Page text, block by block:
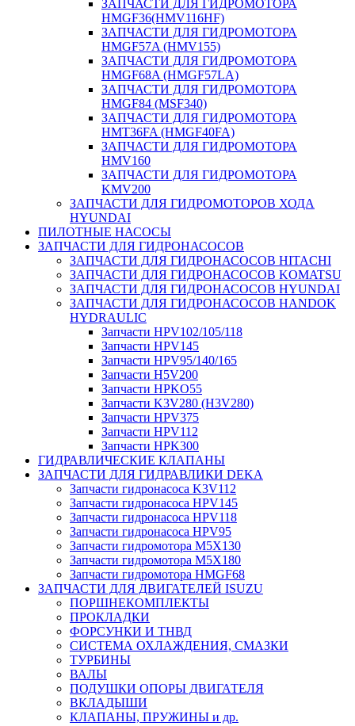
ЗАПЧАСТИ ДЛЯ ГИДРОМОТОРА
HMGF36(HMV116HF)
ЗАПЧАСТИ ДЛЯ ГИДРОМОТОРА
HMGF57A (HMV155)
ЗАПЧАСТИ ДЛЯ ГИДРОМОТОРА
HMGF68A (HMGF57LA)
ЗАПЧАСТИ ДЛЯ ГИДРОМОТОРА
HMGF84 (MSF340)
ЗАПЧАСТИ ДЛЯ ГИДРОМОТОРА
HMT36FA (HMGF40FA)
ЗАПЧАСТИ ДЛЯ ГИДРОМОТОРА
HMV160
ЗАПЧАСТИ ДЛЯ ГИДРОМОТОРА
KMV200
ЗАПЧАСТИ ДЛЯ ГИДРОМОТОРОВ ХОДА
HYUNDAI
ПИЛОТНЫЕ НАСОСЫ
ЗАПЧАСТИ ДЛЯ ГИДРОНАСОСОВ
ЗАПЧАСТИ ДЛЯ ГИДРОНАСОСОВ HITACHI
ЗАПЧАСТИ ДЛЯ ГИДРОНАСОСОВ KOMATSU
ЗАПЧАСТИ ДЛЯ ГИДРОНАСОСОВ HYUNDAI
ЗАПЧАСТИ ДЛЯ ГИДРОНАСОСОВ HANDOK
HYDRAULIC
Запчасти HPV102/105/118
Запчасти HPV145
Запчасти HPV95/140/165
Запчасти H5V200
Запчасти HPKO55
Запчасти K3V280 (H3V280)
Запчасти HPV375
Запчасти HPV112
Запчасти HPK300
ГИДРАВЛИЧЕСКИЕ КЛАПАНЫ
ЗАПЧАСТИ ДЛЯ ГИДРАВЛИКИ DEKA
Запчасти гидронасоса K3V112
Запчасти гидронасоса HPV145
Запчасти гидронасоса HPV118
Запчасти гидронасоса HPV95
Запчасти гидромотора M5X130
Запчасти гидромотора M5X180
Запчасти гидромотора HMGF68
ЗАПЧАСТИ ДЛЯ ДВИГАТЕЛЕЙ ISUZU
ПОРШНЕКОМПЛЕКТЫ
ПРОКЛАДКИ
ФОРСУНКИ И ТНВД
СИСТЕМА ОХЛАЖДЕНИЯ, СМАЗКИ
ТУРБИНЫ
ВАЛЫ
ПОДУШКИ ОПОРЫ ДВИГАТЕЛЯ
ВКЛАДЫШИ
КЛАПАНЫ, ПРУЖИНЫ и др.